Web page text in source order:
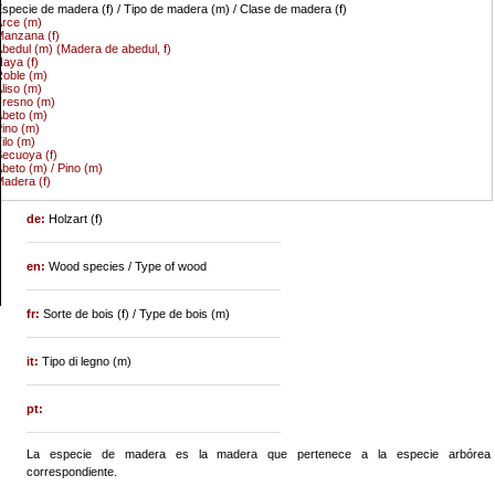
de madera (f) / Tipo de madera (m) / Clase de madera (f)
(m)
(f)
(m) (Madera de abedul, f)
(f)
(m)
(m)
(m)
(m)
(m)
(m)
(f)
(m) / Pino (m)
(f)
de:Holzart (f)
en:Wood species / Type of wood
fr:Sorte de bois (f) / Type de bois (m)
it:Tipo di legno (m)
pt:
La especie de madera es la madera que pertenece a la especie arbórea
correspondiente.